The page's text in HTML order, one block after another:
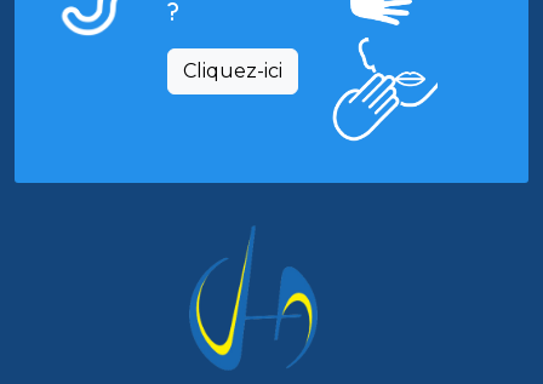
?
Cliquez-ici